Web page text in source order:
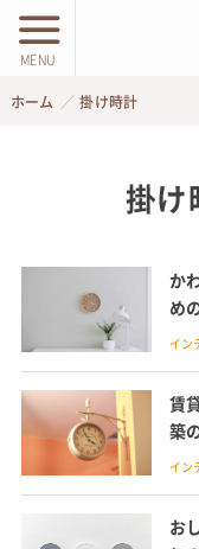
MENU
ホーム 掛け時計
掛け
か
め
イン
賃
築
イン
お